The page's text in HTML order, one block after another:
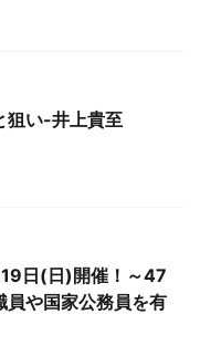
狙い-井上貴至
19日(日)開催！～47
員や国家公務員を有